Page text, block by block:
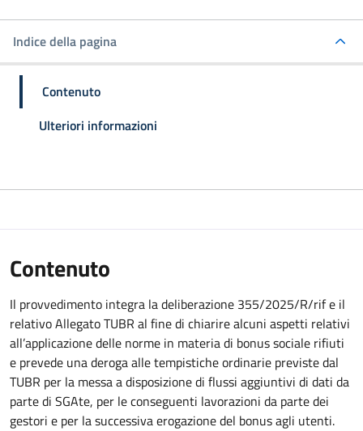
Indice della pagina
Contenuto
Ulteriori informazioni
Contenuto
Il provvedimento integra la deliberazione 355/2025/R/rif e il
relativo Allegato TUBR al fine di chiarire alcuni aspetti relativi
all’applicazione delle norme in materia di bonus sociale rifiuti
e prevede una deroga alle tempistiche ordinarie previste dal
TUBR per la messa a disposizione di flussi aggiuntivi di dati da
parte di SGAte, per le conseguenti lavorazioni da parte dei
gestori e per la successiva erogazione del bonus agli utenti.